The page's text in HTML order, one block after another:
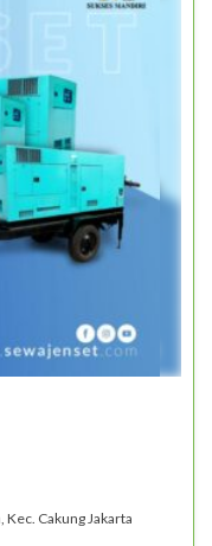
Kec. Cakung Jakarta